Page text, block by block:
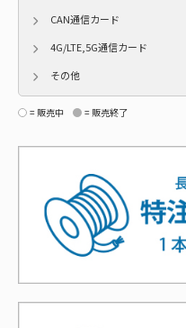
CAN通信カード
4G/LTE,5G通信カード
その他
= 販売中 = 販売終了